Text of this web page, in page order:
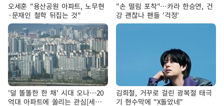
오세훈 "용산공원 아파트, 노무현
·문재인 철학 뒤집는 것"
"손 떨림 포착"…카라 한승연, 건
강 괜찮나 팬들 '걱정'
'덜 똘똘한 한 채' 시대 오나…20
억대 아파트에 쏠리는 관심[세제
김희철, 거꾸로 걸린 광복절 태극
기 현수막에 "X돌았네"